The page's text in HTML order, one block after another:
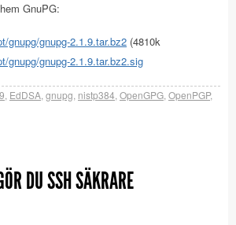
GnuPG:
gnupg/gnupg-2.1.9.tar.bz2 (4810k
gnupg/gnupg-2.1.9.tar.bz2.sig
EdDSA gnupg nistp384 OpenGPG OpenPGP,
DU SSH SÄKRARE